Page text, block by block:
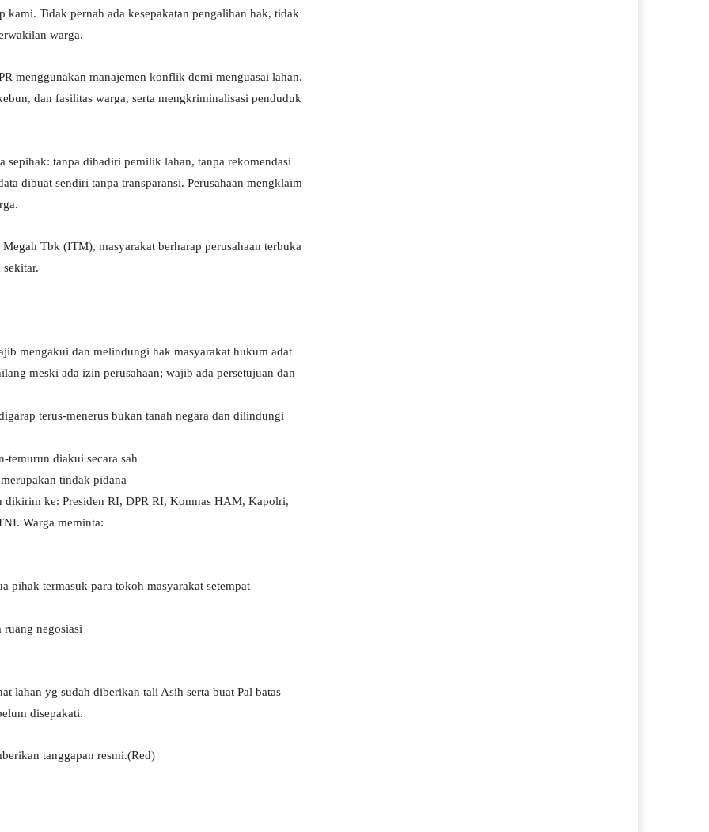
Tidak pernah ada kesepakatan pengalihan hak, tidak
warga.
menggunakan manajemen konflik demi menguasai lahan.
dan fasilitas warga, serta mengkriminalisasi penduduk
sepihak: tanpa dihadiri pemilik lahan, tanpa rekomendasi
dibuat sendiri tanpa transparansi. Perusahaan mengklaim
Tbk (ITM), masyarakat berharap perusahaan terbuka
mengakui dan melindungi hak masyarakat hukum adat
meski ada izin perusahaan; wajib ada persetujuan dan
terus-menerus bukan tanah negara dan dilindungi
diakui secara sah
tindak pidana
dikirim ke: Presiden RI, DPR RI, Komnas HAM, Kapolri,
Warga meminta:
pihak termasuk para tokoh masyarakat setempat
negosiasi
lahan yg sudah diberikan tali Asih serta buat Pal batas
disepakati.
tanggapan resmi.(Red)